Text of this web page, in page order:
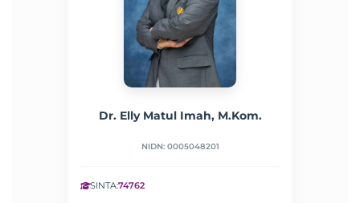
Dr. Elly Matul Imah, M.Kom.
NIDN: 0005048201
SINTA:74762